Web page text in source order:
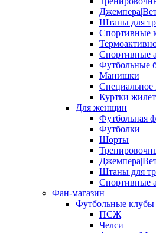
Штаны для
Спортивные
Спортивные
Футбольные
Манишки
Специальное
Куртки
Для женщин
Футбольная
Футболки
Шорты
Штаны для
Спортивные
Фан-магазин
Футбольные клубы
ПСЖ
Челси